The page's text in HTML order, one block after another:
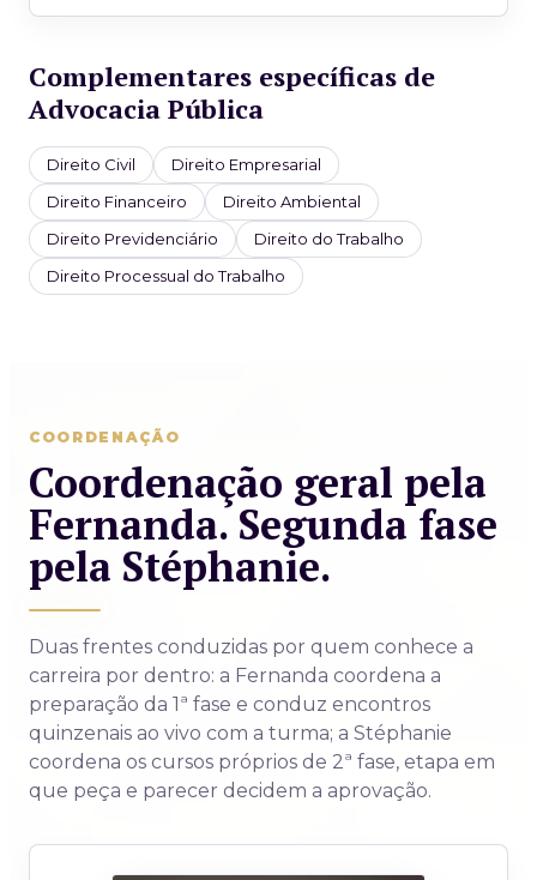
Complementares específicas de
Advocacia Pública
Direito Civil
Direito Empresarial
Direito Financeiro
Direito Ambiental
Direito Previdenciário
Direito do Trabalho
Direito Processual do Trabalho
COORDENAÇÃO
Coordenação geral pela
Fernanda. Segunda fase
pela Stéphanie.
Duas frentes conduzidas por quem conhece a
carreira por dentro: a Fernanda coordena a
preparação da 1ª fase e conduz encontros
quinzenais ao vivo com a turma; a Stéphanie
coordena os cursos próprios de 2ª fase, etapa em
que peça e parecer decidem a aprovação.